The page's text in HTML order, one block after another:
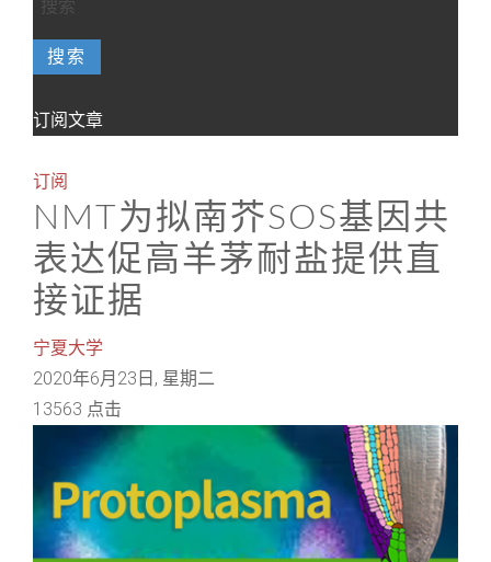
搜索
订阅文章
订阅
NMT为拟南芥SOS基因共
表达促高羊茅耐盐提供直
接证据
宁夏大学
2020年6月23日, 星期二
13563 点击